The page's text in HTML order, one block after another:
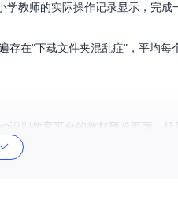
教师的实际操作记录显示，完
存在"下载文件夹混乱症"，平均
别教育平台的教材预览页面，提